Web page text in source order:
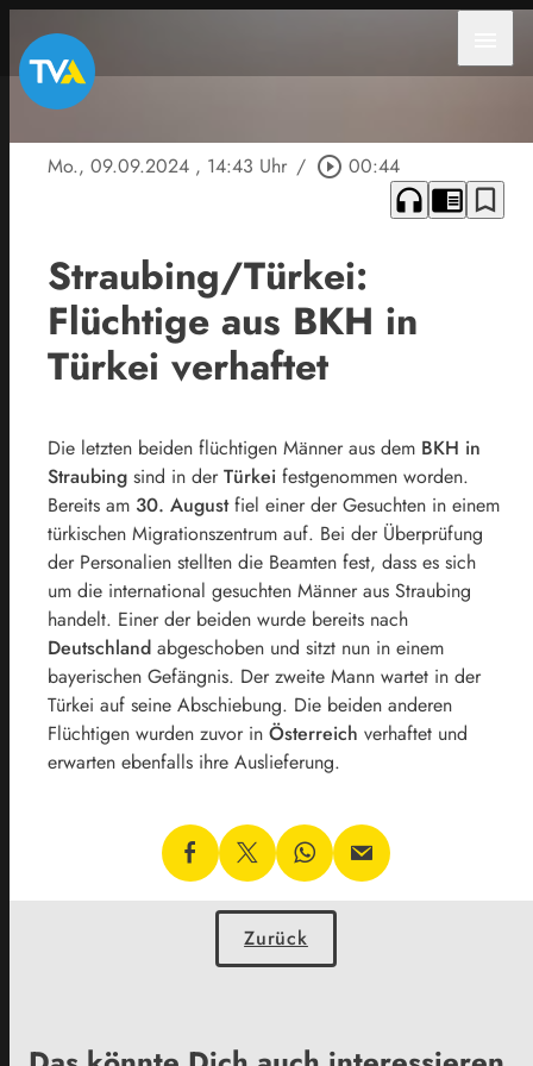
Mo., 09.09.2024 , 14:43 Uhr / play_circle_outline 00:44
headphones chrome_reader_mode bookmark_border
Straubing/Türkei:
Flüchtige aus BKH in
Türkei verhaftet
Die letzten beiden flüchtigen Männer aus dem BKH in
Straubing sind in der Türkei festgenommen worden.
Bereits am 30. Augustfiel einer der Gesuchten in einem
türkischen Migrationszentrum auf. Bei der Überprüfung
der Personalien stellten die Beamten fest, dass es sich
um die international gesuchten Männer aus Straubing
handelt. Einer der beiden wurde bereits nach
Deutschland abgeschoben und sitzt nun in einem
bayerischen Gefängnis. Der zweite Mann wartet in der
Türkei auf seine Abschiebung. Die beiden anderen
Flüchtigen wurden zuvor in Österreich verhaftet und
erwarten ebenfalls ihre Auslieferung.
Zurück